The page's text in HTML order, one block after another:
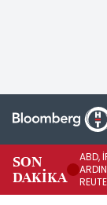
SON
DAKİKA
ABD,